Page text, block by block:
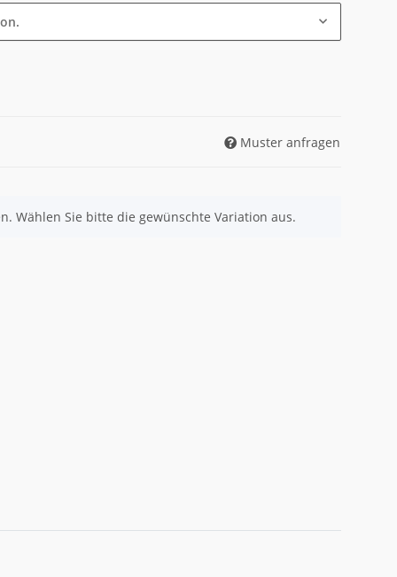
Muster anfragen
Wählen Sie bitte die gewünschte Variation aus.